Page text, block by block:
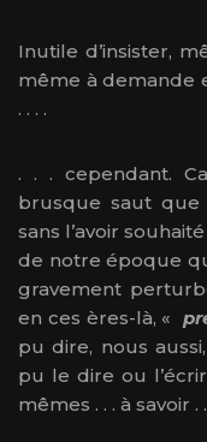
Inutile d’insister,
même à demande
. . . .
. . . cependant.
brusque saut
sans l’avoir
de notre époque
gravement
en ces ères-là, «
pu dire, nous
pu le dire ou
mêmes . . . à savoir . .